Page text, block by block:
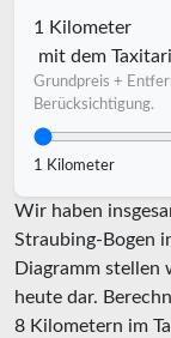
1 Kilometer
mit dem
Grundpreis +
Berücksichtigung.
1 Kilometer
Wir haben
Straubing-Bogen
Diagramm
heute dar.
8 Kilometern im